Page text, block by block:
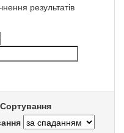
результатів
Сортування